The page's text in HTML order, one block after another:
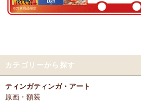
～アフリカングッズ満杯～1年間の感謝
12/25：ステッチVネック ノースリーブブ
ンゲ◇ハイクオリティ◇で仕立てた新作登
12/25：マサイシュカ アフリカの布ページ
マサイ民族のマント 軽くおしゃれなブラ
好きとか嫌いとかいう感覚よりも急に眠く
スしているのを感じます。なんとなく、良い
Tさまより カンガへのご感想
テーブルクロスとして使用中。大きさが少
っかりした良い生地です。一番心配だった洗
て手洗いモードで洗濯機にかけ、終わったら
カテゴリーから探す
ティンガティンガ・アート
原画・額装